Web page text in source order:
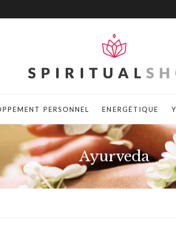
PERSONNEL ENERGÉTIQUE
Ayurveda